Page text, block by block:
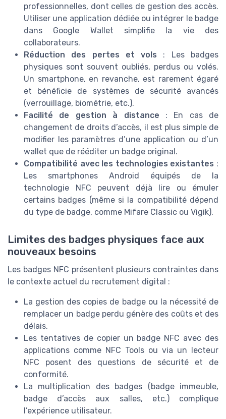
professionnelles, dont celles de gestion des accès.
Utiliser une application dédiée ou intégrer le badge
dans Google Wallet simplifie la vie des
collaborateurs.
Réduction des pertes et vols : Les badges
physiques sont souvent oubliés, perdus ou volés.
Un smartphone, en revanche, est rarement égaré
et bénéficie de systèmes de sécurité avancés
(verrouillage, biométrie, etc.).
Facilité de gestion à distance : En cas de
changement de droits d’accès, il est plus simple de
modifier les paramètres d’une application ou d’un
wallet que de rééditer un badge original.
Compatibilité avec les technologies existantes :
Les smartphones Android équipés de la
technologie NFC peuvent déjà lire ou émuler
certains badges (même si la compatibilité dépend
du type de badge, comme Mifare Classic ou Vigik).
Limites des badges physiques face aux
nouveaux besoins
Les badges NFC présentent plusieurs contraintes dans
le contexte actuel du recrutement digital :
La gestion des copies de badge ou la nécessité de
remplacer un badge perdu génère des coûts et des
délais.
Les tentatives de copier un badge NFC avec des
applications comme NFC Tools ou via un lecteur
NFC posent des questions de sécurité et de
conformité.
La multiplication des badges (badge immeuble,
badge d’accès aux salles, etc.) complique
l’expérience utilisateur.